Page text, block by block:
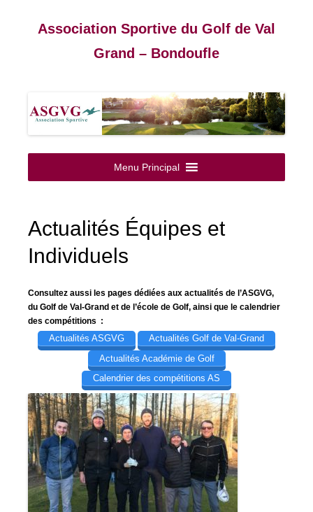
Association Sportive du Golf de Val
Grand – Bondoufle
au
contenu
Menu Principal
Actualités Équipes et
Individuels
Consultez aussi les pages dédiées aux actualités de l’ASGVG,
du Golf de Val-Grand et de l’école de Golf, ainsi que le calendrier
des compétitions :
Actualités ASGVG
Actualités Golf de Val-Grand
Actualités Académie de Golf
Calendrier des compétitions AS